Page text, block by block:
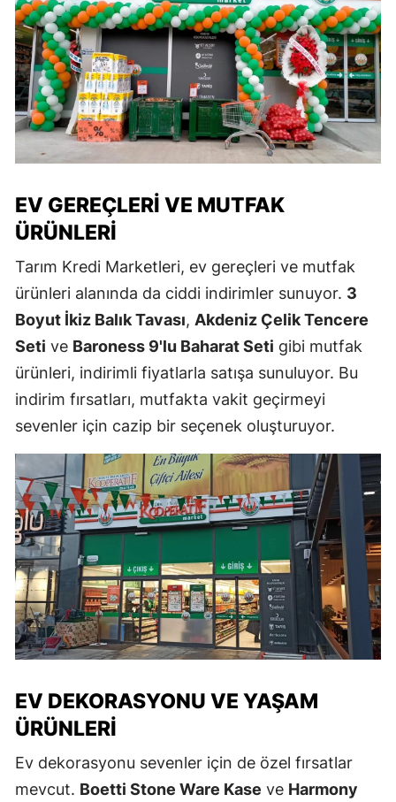
EV GEREÇLERI VE MUTFAK
ÜRÜNLERI
Tarım Kredi Marketleri, ev gereçleri ve mutfak
ürünleri alanında da ciddi indirimler sunuyor. 3
Boyut İkiz Balık Tavası, Akdeniz Çelik Tencere
Seti ve Baroness 9'lu Baharat Seti gibi mutfak
ürünleri, indirimli fiyatlarla satışa sunuluyor. Bu
indirim fırsatları, mutfakta vakit geçirmeyi
sevenler için cazip bir seçenek oluşturuyor.
EV DEKORASYONU VE YAŞAM
ÜRÜNLERI
Ev dekorasyonu sevenler için de özel fırsatlar
mevcut. Boetti Stone Ware Kase ve Harmony